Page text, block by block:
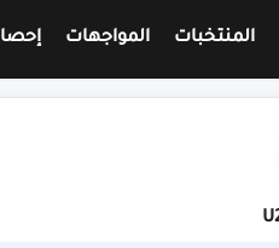
المنتخبات المواجهات